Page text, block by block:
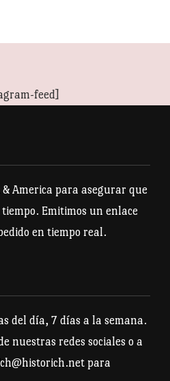
de
tiene
Las
elegir
en
la
producto
feed]
& America para asegurar que
Emitimos un enlace
en tiempo real.
del día, 7 días a la semana.
nuestras redes sociales o a
para